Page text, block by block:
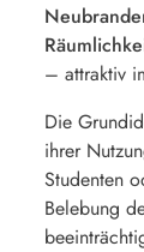
– attraktiv
Die
ihrer
Studenten
Belebung